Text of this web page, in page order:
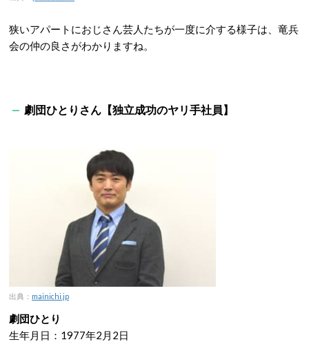
狭いアパートにおじさん芸人たちが一度に介する様子は、竜兵
会の仲の良さがわかりますね。
劇団ひとりさん【独立成功のヤリ手社員】
出典： mainichi.jp
劇団ひとり
生年月日：1977年2月2日